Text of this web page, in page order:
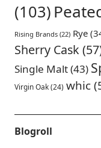
(103)
Rising Brands(22) Rye
Sherry Cask
Single Malt(43)
Virgin Oak(24) whic
Blogroll